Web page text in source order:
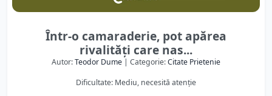
Într-o camaraderie, pot apărea
rivalități care nas...
Autor:Teodor Dume | Categorie:Citate Prietenie
Dificultate: Mediu, necesită atenție